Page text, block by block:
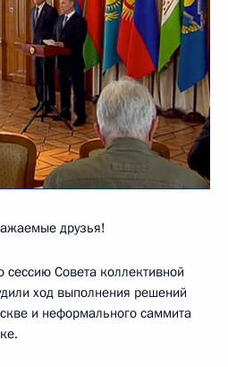
друзья!
Совета коллективной
ход выполнения решений
и неформального саммита